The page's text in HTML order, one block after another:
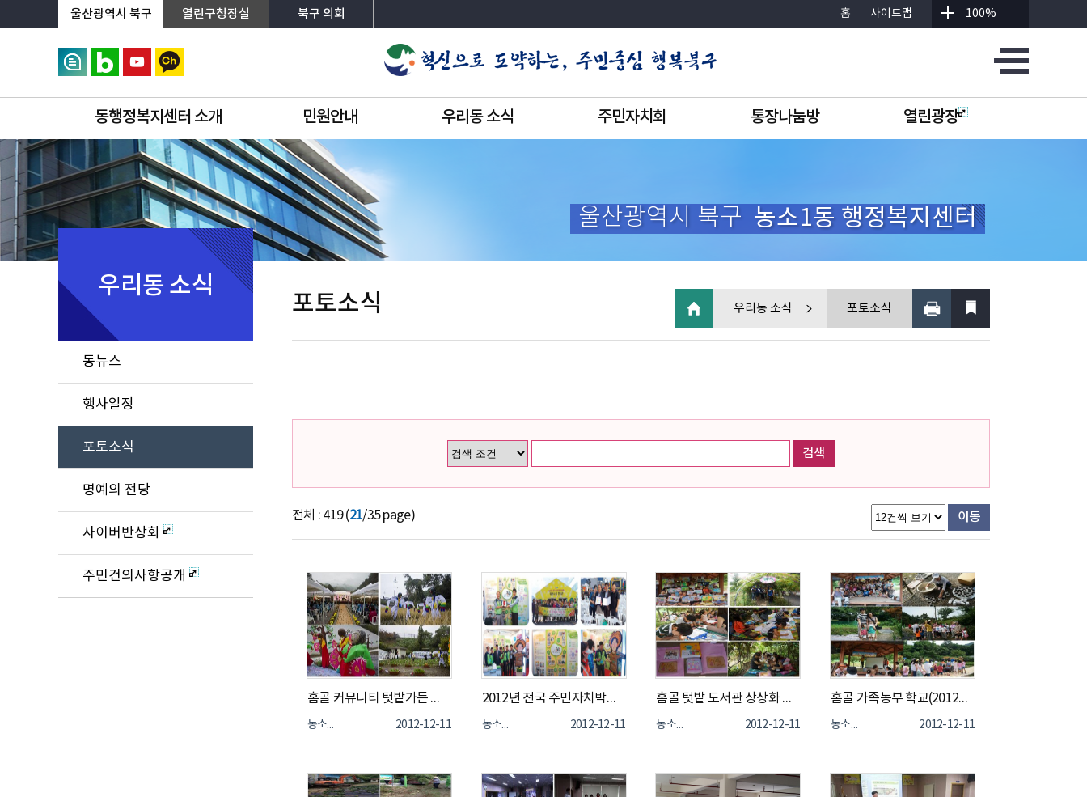
상단메뉴로 바로가기
전체메뉴로 바로가기
왼쪽메뉴로 바로가기
본문으로 바로가기울산광역시 북구 열린구청장실 북구 의회 홈 사이트맵 100%
동행정복지센터 소개 민원안내 우리동 소식 주민자치회 통장나눔방 열린광장
울산광역시 북구 농소1동 행정복지센터
우리동 소식
동뉴스
행사일정
포토소식
명예의 전당
사이버반상회
주민건의사항공개
포토소식 우리동 소식 포토소식
검색
전체 : 419 (21/35 page) 이동
홈골 커뮤니티 텃밭가든 축제개최(2012년 10월 27일)
농소1동 2012-12-11
2012년 전국 주민자치박람회 우수사례 선정(2012년 10월 13일)
농소1동 2012-12-11
홈골 텃밭 도서관 상상화 그리기(2012년 8월 9일)
농소1동 2012-12-11
홈골 가족농부 학교(2012년 7월 21일, 8월 25일)
농소1동 2012-12-11